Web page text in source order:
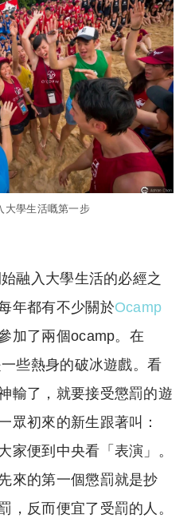
大學生活嘅第一步
融入大學生活的必經之
年都有不少關於Ocamp
加了兩個ocamp。在
些熱身的破冰遊戲。看
輸了，就要接受懲罰的遊
眾初來的新生跟著叫：
家便到中央看「表演」。
來的第一個懲罰就是抄
，反而便宜了受罰的人。